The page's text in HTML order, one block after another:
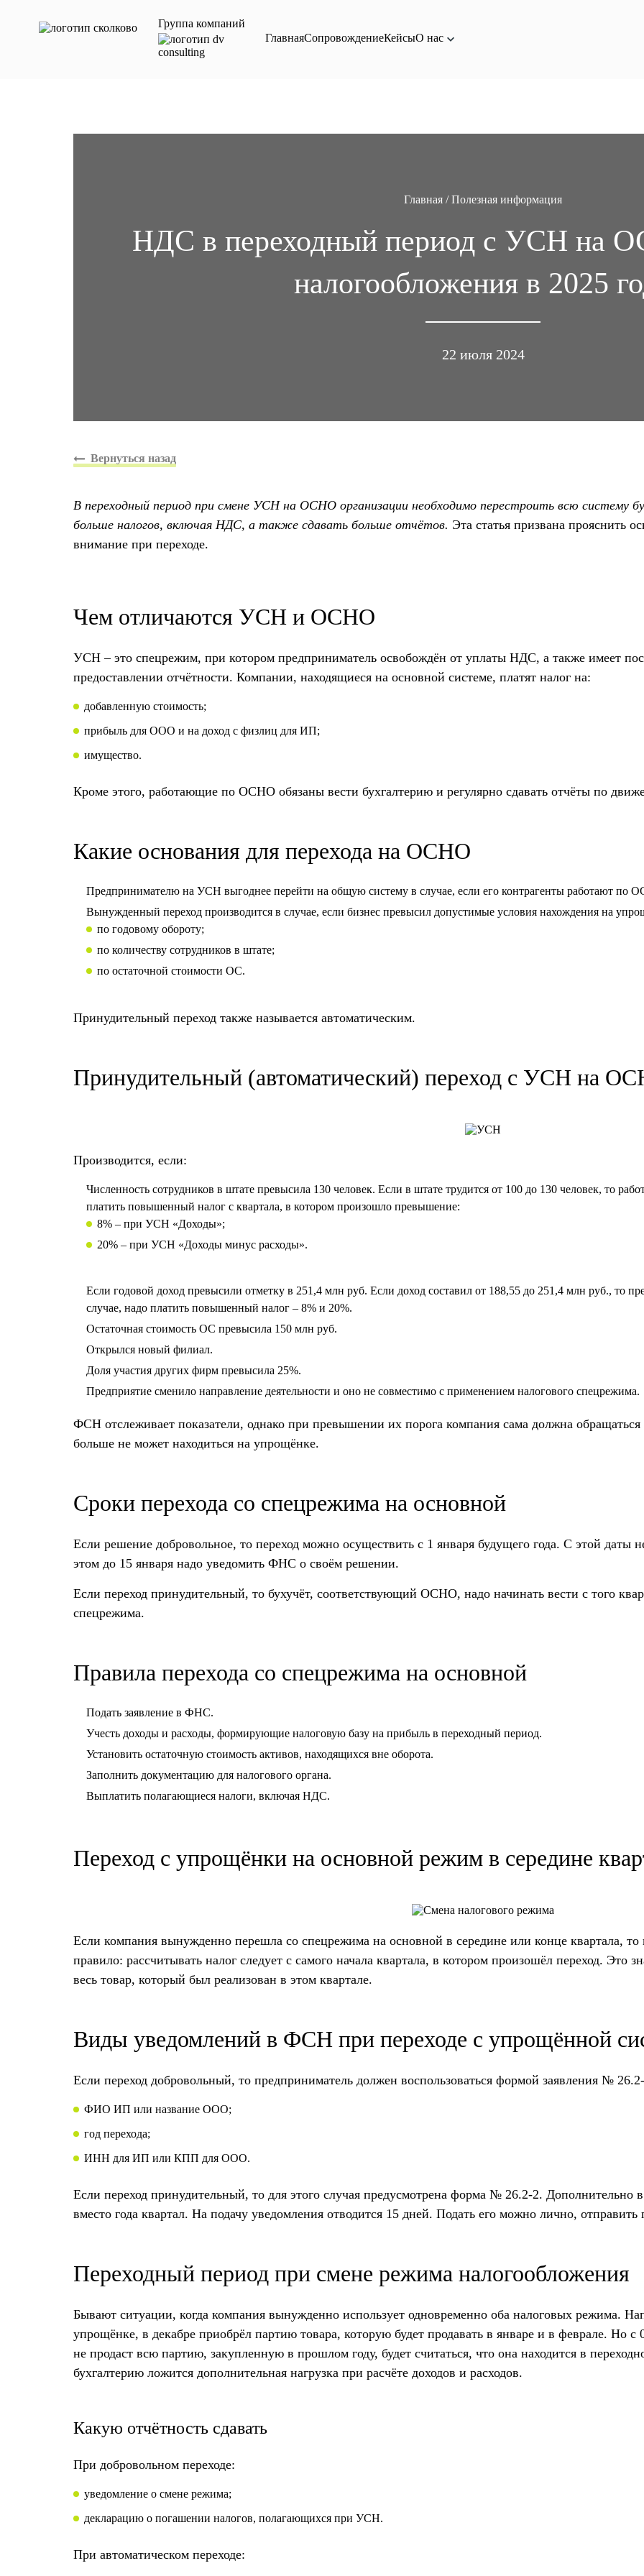
Группа компаний
ГлавнаяСопровождениеКейсыО нас
Главная / Полезная информация
НДС в переходный период с УСН на
налогообложения в 2025
22 июля 2024
В переходный период при смене УСН на ОСНО организации необходимо перестроить всю систему
больше налогов, включая НДС, а также сдавать больше отчётов. Эта статья призвана прояснить
внимание при переходе.
Чем отличаются УСН и ОСНО
УСН – это спецрежим, при котором предприниматель освобождён от уплаты НДС, а также имеет
предоставлении отчётности. Компании, находящиеся на основной системе, платят налог на:
добавленную стоимость;
прибыль для ООО и на доход с физлиц для ИП;
имущество.
Кроме этого, работающие по ОСНО обязаны вести бухгалтерию и регулярно сдавать отчёты по
Какие основания для перехода на ОСНО
Предпринимателю на УСН выгоднее перейти на общую систему в случае, если его контрагенты работают по
Вынужденный переход производится в случае, если бизнес превысил допустимые условия нахождения на
по годовому обороту;
по количеству сотрудников в штате;
по остаточной стоимости ОС.
Принудительный переход также называется автоматическим.
Принудительный (автоматический) переход с УСН на
Производится, если:
Численность сотрудников в штате превысила 130 человек. Если в штате трудится от 100 до 130 человек, то
платить повышенный налог с квартала, в котором произошло превышение:
8% – при УСН «Доходы»;
20% – при УСН «Доходы минус расходы».
Если годовой доход превысили отметку в 251,4 млн руб. Если доход составил от 188,55 до 251,4 млн руб., то
случае, надо платить повышенный налог – 8% и 20%.
Остаточная стоимость ОС превысила 150 млн руб.
Открылся новый филиал.
Доля участия других фирм превысила 25%.
Предприятие сменило направление деятельности и оно не совместимо с применением налогового спецрежима.
ФСН отслеживает показатели, однако при превышении их порога компания сама должна
больше не может находиться на упрощёнке.
Сроки перехода со спецрежима на основной
Если решение добровольное, то переход можно осуществить с 1 января будущего года. С этой
этом до 15 января надо уведомить ФНС о своём решении.
Если переход принудительный, то бухучёт, соответствующий ОСНО, надо начинать вести с того
спецрежима.
Правила перехода со спецрежима на основной
Подать заявление в ФНС.
Учесть доходы и расходы, формирующие налоговую базу на прибыль в переходный период.
Установить остаточную стоимость активов, находящихся вне оборота.
Заполнить документацию для налогового органа.
Выплатить полагающиеся налоги, включая НДС.
Переход с упрощёнки на основной режим в середине
Если компания вынужденно перешла со спецрежима на основной в середине или конце квартала,
правило: рассчитывать налог следует с самого начала квартала, в котором произошёл переход. Это
весь товар, который был реализован в этом квартале.
Виды уведомлений в ФСН при переходе с упрощённой
Если переход добровольный, то предприниматель должен воспользоваться формой заявления №
ФИО ИП или название ООО;
год перехода;
ИНН для ИП или КПП для ООО.
Если переход принудительный, то для этого случая предусмотрена форма № 26.2-2. Дополнительно
вместо года квартал. На подачу уведомления отводится 15 дней. Подать его можно лично,
Переходный период при смене режима налогообложения
Бывают ситуации, когда компания вынужденно использует одновременно оба налоговых режима.
упрощёнке, в декабре приобрёл партию товара, которую будет продавать в январе и в феврале.
не продаст всю партию, закупленную в прошлом году, будет считаться, что она находится в
бухгалтерию ложится дополнительная нагрузка при расчёте доходов и расходов.
Какую отчётность сдавать
При добровольном переходе:
уведомление о смене режима;
декларацию о погашении налогов, полагающихся при УСН.
При автоматическом переходе: